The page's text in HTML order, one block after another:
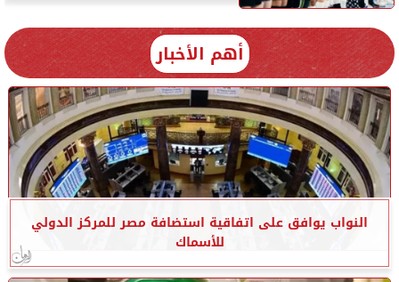
أهم الأخبار
النواب يوافق على اتفاقية استضافة مصر للمركز الدولي
للأسماك